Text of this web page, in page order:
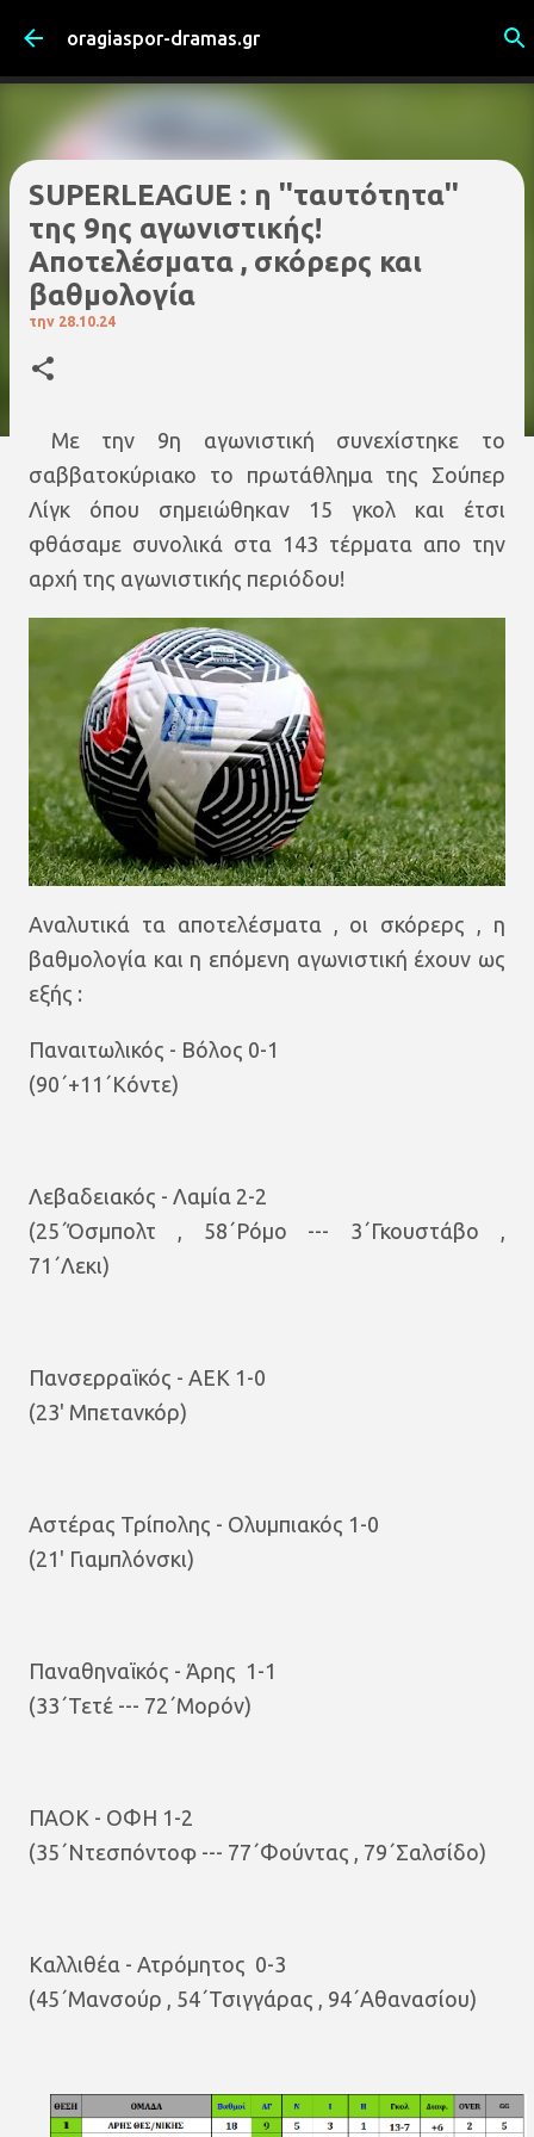
Μετάβαση στο κύριο περιεχόμενο
oragiaspor-dramas.gr
SUPERLEAGUE : η ''ταυτότητα''
της 9ης αγωνιστικής!
Αποτελέσματα , σκόρερς και
βαθμολογία
την 28.10.24
Με την 9η αγωνιστική συνεχίστηκε το
σαββατοκύριακο το πρωτάθλημα της Σούπερ
Λίγκ όπου σημειώθηκαν 15 γκολ και έτσι
φθάσαμε συνολικά στα 143 τέρματα απο την
αρχή της αγωνιστικής περιόδου!
Αναλυτικά τα αποτελέσματα , οι σκόρερς , η
βαθμολογία και η επόμενη αγωνιστική έχουν ως
εξής :
Παναιτωλικός - Βόλος 0-1
(90΄+11΄Κόντε)
Λεβαδειακός - Λαμία 2-2
(25΄Όσμπολτ , 58΄Ρόμο --- 3΄Γκουστάβο ,
71΄Λεκι)
Πανσερραϊκός - ΑΕΚ 1-0
(23' Μπετανκόρ)
Αστέρας Τρίπολης - Ολυμπιακός 1-0
(21' Γιαμπλόνσκι)
Παναθηναϊκός - Άρης 1-1
(33΄Τετέ --- 72΄Μορόν)
ΠΑΟΚ - ΟΦΗ 1-2
(35΄Ντεσπόντοφ --- 77΄Φούντας , 79΄Σαλσίδο)
Καλλιθέα - Ατρόμητος 0-3
(45΄Μανσούρ , 54΄Τσιγγάρας , 94΄Αθανασίου)